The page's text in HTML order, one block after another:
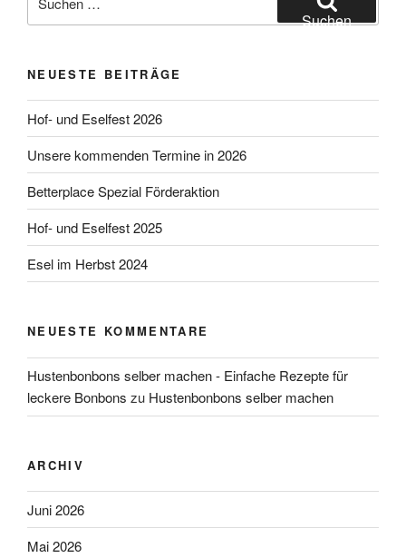
dem
nach:
Suchen
NEUESTE BEITRÄGE
Hof- und Eselfest 2026
Unsere kommenden Termine in 2026
Betterplace Spezial Förderaktion
Hof- und Eselfest 2025
Esel im Herbst 2024
NEUESTE KOMMENTARE
Hustenbonbons selber machen - Einfache Rezepte für
leckere Bonbons zu Hustenbonbons selber machen
ARCHIV
Juni 2026
Mai 2026